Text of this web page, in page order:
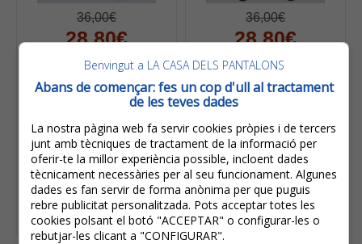
36,00€
28,80€
20%
Takhiro Pantalons
Texans D'home Bàsics
Rectes 21120/72 Blau
Fosc
Escollir opcions
36,00€
28,80€
Takhiro Pantalons
Texans D'home Bàsics
Rectes 21120/71 Negre
Rentat
Escollir opcions
Benvingut a LA CASA DELS PANTALONS
Abans de començar: fes un cop d'ull al tractament
de les teves dades
La nostra pàgina web fa servir cookies pròpies i de tercers
junt amb tècniques de tractament de la informació per
oferir-te la millor experiència possible, incloent dades
tècnicament necessàries per al seu funcionament. Algunes
dades es fan servir de forma anònima per que puguis
rebre publicitat personalitzada. Pots acceptar totes les
cookies polsant el botó "ACCEPTAR" o configurar-les o
rebutjar-les clicant a "CONFIGURAR".